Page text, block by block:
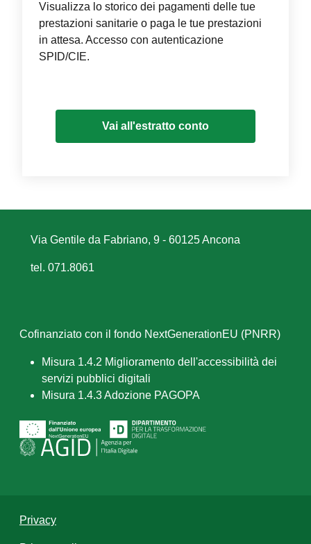
Visualizza lo storico dei pagamenti delle tue
prestazioni sanitarie o paga le tue prestazioni
in attesa. Accesso con autenticazione
SPID/CIE.
Vai all'estratto conto
Via Gentile da Fabriano, 9 - 60125 Ancona
tel. 071.8061
Cofinanziato con il fondo NextGenerationEU (PNRR)
Misura 1.4.2 Miglioramento dell'accessibilità dei
servizi pubblici digitali
Misura 1.4.3 Adozione PAGOPA
Privacy